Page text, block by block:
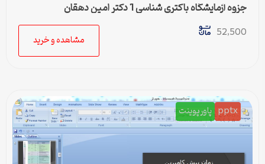
جزوه آزمایشگاه باکتری شناسی 1 دکتر امین دهقان
52,500
مشاهده و خرید
pptx پاورپوینت